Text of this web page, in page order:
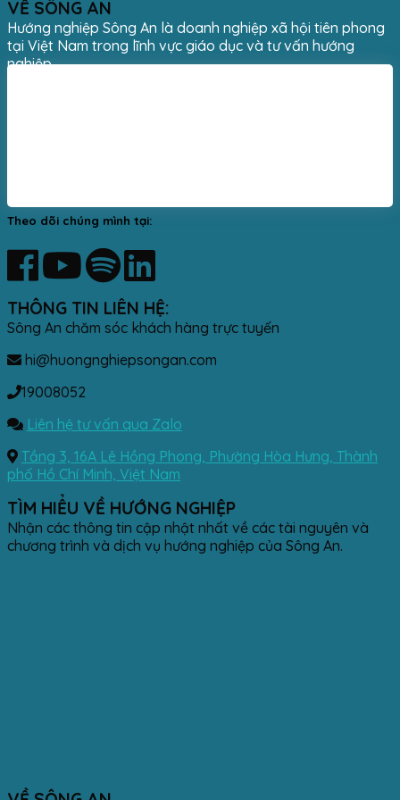
VỀ SÔNG AN
Hướng nghiệp Sông An là doanh nghiệp xã hội tiên phong
tại Việt Nam trong lĩnh vực giáo dục và tư vấn hướng
nghiệp.
Theo dõi chúng mình tại:
THÔNG TIN LIÊN HỆ:
Sông An chăm sóc khách hàng trực tuyến
hi@huongnghiepsongan.com
19008052
Liên hệ tư vấn qua Zalo
Tầng 3, 16A Lê Hồng Phong, Phường Hòa Hưng, Thành
phố Hồ Chí Minh, Việt Nam
TÌM HIỂU VỀ HƯỚNG NGHIỆP
Nhận các thông tin cập nhật nhất về các tài nguyên và
chương trình và dịch vụ hướng nghiệp của Sông An.